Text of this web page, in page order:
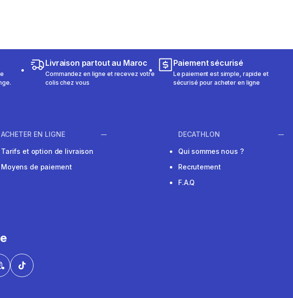
Livraison partout au Maroc
Commandez en ligne et recevez votre
colis chez vous
Paiement sécurisé
Le paiement est simple, rapide et
sécurisé pour acheter en ligne
ACHETER EN LIGNE
Tarifs et option de livraison
Moyens de paiement
DECATHLON
Qui sommes nous ?
Recrutement
F.A.Q